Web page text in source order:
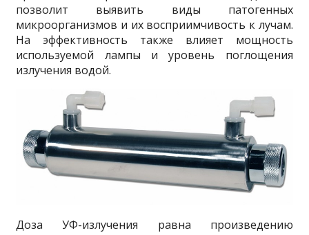
позволит выявить виды патогенных
микроорганизмов и их восприимчивость к лучам.
На эффективность также влияет мощность
используемой лампы и уровень поглощения
излучения водой.
Доза УФ-излучения равна произведению